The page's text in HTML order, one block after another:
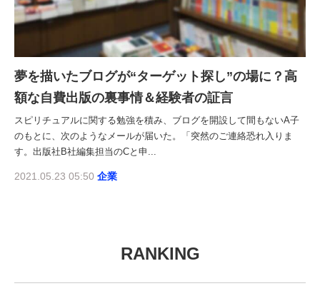
ADOPTABLE DOG JOURNAL
夢を描いたブログが“ターゲット探し”の場に？高
額な自費出版の裏事情＆経験者の証言
スピリチュアルに関する勉強を積み、ブログを開設して間もないA子
のもとに、次のようなメールが届いた。「突然のご連絡恐れ入りま
す。出版社B社編集担当のCと申...
2021.05.23 05:50 企業
RANKING